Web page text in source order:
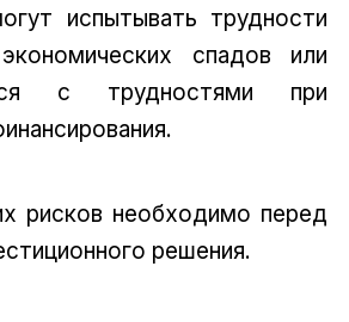
испытывать трудности
спадов или
с трудностями при
рисков необходимо перед
решения.